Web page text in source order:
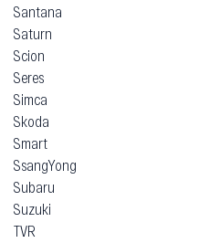
Santana
Saturn
Scion
Seres
Simca
Skoda
Smart
SsangYong
Subaru
Suzuki
TVR